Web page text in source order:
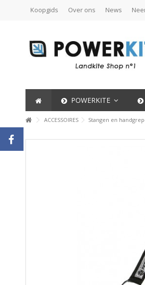
Koopgids Over ons News
POWERKITE
ACCESSOIRES Stangen en